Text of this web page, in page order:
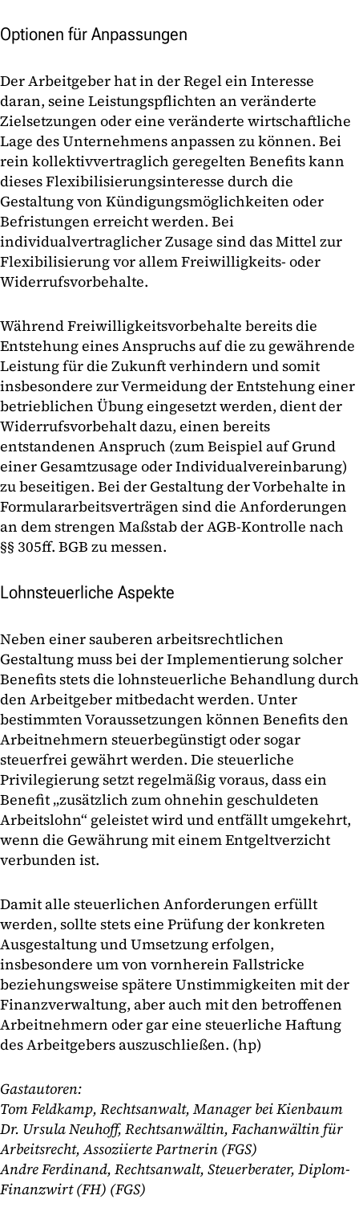
Optionen für Anpassungen
Der Arbeitgeber hat in der Regel ein Interesse
daran, seine Leistungspflichten an veränderte
Zielsetzungen oder eine veränderte wirtschaftliche
Lage des Unternehmens anpassen zu können. Bei
rein kollektivvertraglich geregelten Benefits kann
dieses Flexibilisierungsinteresse durch die
Gestaltung von Kündigungsmöglichkeiten oder
Befristungen erreicht werden. Bei
individualvertraglicher Zusage sind das Mittel zur
Flexibilisierung vor allem Freiwilligkeits- oder
Widerrufsvorbehalte.
Während Freiwilligkeitsvorbehalte bereits die
Entstehung eines Anspruchs auf die zu gewährende
Leistung für die Zukunft verhindern und somit
insbesondere zur Vermeidung der Entstehung einer
betrieblichen Übung eingesetzt werden, dient der
Widerrufsvorbehalt dazu, einen bereits
entstandenen Anspruch (zum Beispiel auf Grund
einer Gesamtzusage oder Individualvereinbarung)
zu beseitigen. Bei der Gestaltung der Vorbehalte in
Formulararbeitsverträgen sind die Anforderungen
an dem strengen Maßstab der AGB-Kontrolle nach
§§ 305ff. BGB zu messen.
Lohnsteuerliche Aspekte
Neben einer sauberen arbeitsrechtlichen
Gestaltung muss bei der Implementierung solcher
Benefits stets die lohnsteuerliche Behandlung durch
den Arbeitgeber mitbedacht werden. Unter
bestimmten Voraussetzungen können Benefits den
Arbeitnehmern steuerbegünstigt oder sogar
steuerfrei gewährt werden. Die steuerliche
Privilegierung setzt regelmäßig voraus, dass ein
Benefit „zusätzlich zum ohnehin geschuldeten
Arbeitslohn“ geleistet wird und entfällt umgekehrt,
wenn die Gewährung mit einem Entgeltverzicht
verbunden ist.
Damit alle steuerlichen Anforderungen erfüllt
werden, sollte stets eine Prüfung der konkreten
Ausgestaltung und Umsetzung erfolgen,
insbesondere um von vornherein Fallstricke
beziehungsweise spätere Unstimmigkeiten mit der
Finanzverwaltung, aber auch mit den betroffenen
Arbeitnehmern oder gar eine steuerliche Haftung
des Arbeitgebers auszuschließen. (hp)
Gastautoren:
Tom Feldkamp, Rechtsanwalt, Manager bei Kienbaum
Dr. Ursula Neuhoff, Rechtsanwältin, Fachanwältin für
Arbeitsrecht, Assoziierte Partnerin (FGS)
Andre Ferdinand, Rechtsanwalt, Steuerberater, Diplom-
Finanzwirt (FH) (FGS)